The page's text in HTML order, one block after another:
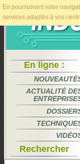
En poursuivant votre
services adaptés à vos
En ligne :
ACTUALITÉ
Rechercher